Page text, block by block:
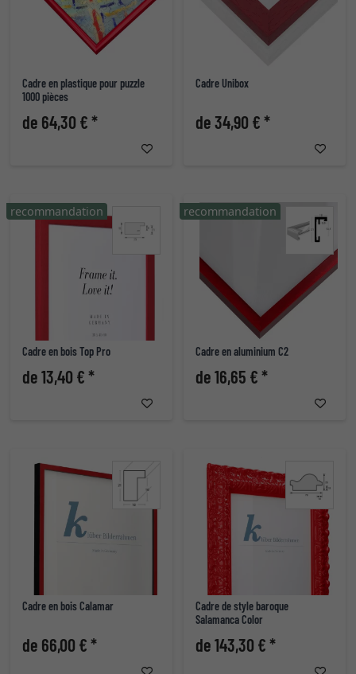
Cadre en plastique pour puzzle
1000 pièces
de 64,30 € *
Cadre Unibox
de 34,90 € *
Cadre en bois Top Pro
de 13,40 € *
recommandation
Cadre en aluminium C2
de 16,65 € *
recommandation
Cadre en bois Calamar
de 66,00 € *
Cadre de style baroque
Salamanca Color
de 143,30 € *